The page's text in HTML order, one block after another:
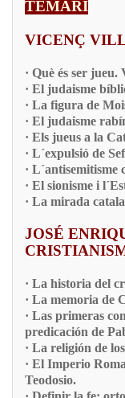
TEMARI
VICENÇ
· Què és ser
· El judaisme
· La figura de
· El judaisme
· Els jueus a la
· L´expulsió de
·
· El sionisme i
· La mirada
JOSÉ
· La historia del
· La memoria de
· Las primeras
predicación de
· La religión de
· El Imperio
Teodosio.